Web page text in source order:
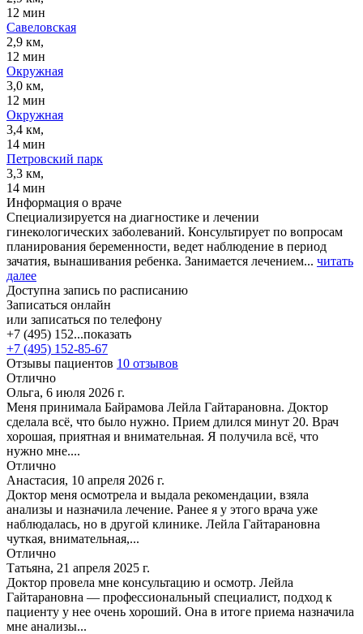
12 мин
Савеловская
2,9 км,
12 мин
Окружная
3,0 км,
12 мин
Окружная
3,4 км,
14 мин
Петровский парк
3,3 км,
14 мин
Информация о враче
Специализируется на диагностике и лечении
гинекологических заболеваний. Консультирует по вопросам
планирования беременности, ведет наблюдение в период
зачатия, вынашивания ребенка. Занимается лечением... читать
далее
Доступна запись по расписанию
Записаться онлайн
или записаться по телефону
+7 (495) 152...показать
+7 (495) 152-85-67
Отзывы пациентов 10 отзывов
Отлично
Ольга, 6 июля 2026 г.
Меня принимала Байрамова Лейла Гайтарановна. Доктор
сделала всё, что было нужно. Прием длился минут 20. Врач
хорошая, приятная и внимательная. Я получила всё, что
нужно мне....
Отлично
Анастасия, 10 апреля 2026 г.
Доктор меня осмотрела и выдала рекомендации, взяла
анализы и назначила лечение. Ранее я у этого врача уже
наблюдалась, но в другой клинике. Лейла Гайтарановна
чуткая, внимательная,...
Отлично
Татьяна, 21 апреля 2025 г.
Доктор провела мне консультацию и осмотр. Лейла
Гайтарановна — профессиональный специалист, подход к
пациенту у нее очень хороший. Она в итоге приема назначила
мне анализы...